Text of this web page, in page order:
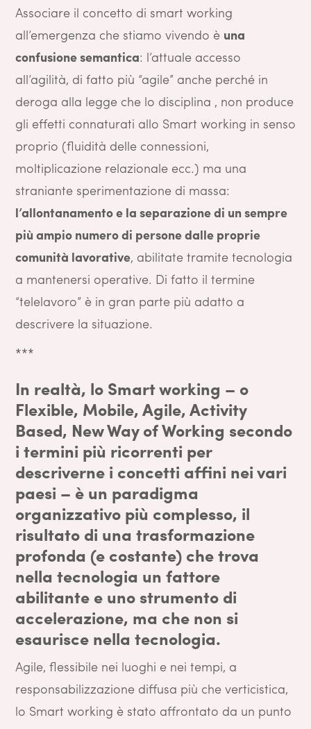
Associare il concetto di smart working
all’emergenza che stiamo vivendo è una
confusione semantica: l’attuale accesso
all’agilità, di fatto più “agile” anche perché in
deroga alla legge che lo disciplina , non produce
gli effetti connaturati allo Smart working in senso
proprio (fluidità delle connessioni,
moltiplicazione relazionale ecc.) ma una
straniante sperimentazione di massa:
l’allontanamento e la separazione di un sempre
più ampio numero di persone dalle proprie
comunità lavorative, abilitate tramite tecnologia
a mantenersi operative. Di fatto il termine
“telelavoro” è in gran parte più adatto a
descrivere la situazione.
***
In realtà, lo Smart working – o
Flexible, Mobile, Agile, Activity
Based, New Way of Working secondo
i termini più ricorrenti per
descriverne i concetti affini nei vari
paesi – è un paradigma
organizzativo più complesso, il
risultato di una trasformazione
profonda (e costante) che trova
nella tecnologia un fattore
abilitante e uno strumento di
accelerazione, ma che non si
esaurisce nella tecnologia.
Agile, flessibile nei luoghi e nei tempi, a
responsabilizzazione diffusa più che verticistica,
lo Smart working è stato affrontato da un punto